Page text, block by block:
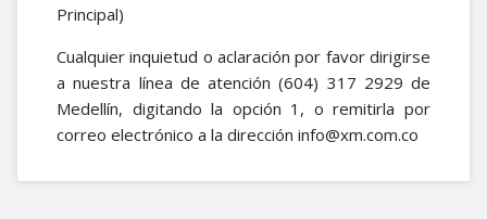
Principal)
Cualquier inquietud o aclaración por favor dirigirse
a nuestra línea de atención (604) 317 2929 de
Medellín, digitando la opción 1, o remitirla por
correo electrónico a la dirección info@xm.com.co